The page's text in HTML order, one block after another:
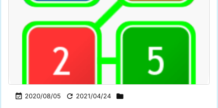
 2020/08/05  2021/04/24 